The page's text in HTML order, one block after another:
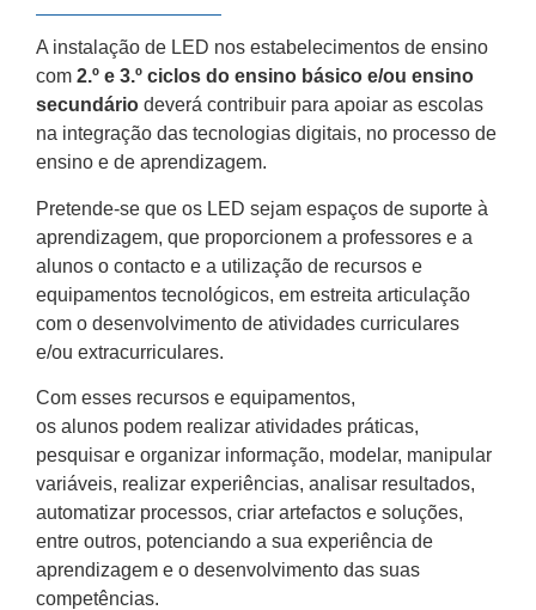
A instalação de LED nos estabelecimentos de ensino
com 2.º e 3.º ciclos do ensino básico e/ou ensino
secundário deverá contribuir para apoiar as escolas
na integração das tecnologias digitais, no processo de
ensino e de aprendizagem.
Pretende-se que os LED sejam espaços de suporte à
aprendizagem, que proporcionem a professores e a
alunos o contacto e a utilização de recursos e
equipamentos tecnológicos, em estreita articulação
com o desenvolvimento de atividades curriculares
e/ou extracurriculares.
Com esses recursos e equipamentos,
os alunos podem realizar atividades práticas,
pesquisar e organizar informação, modelar, manipular
variáveis, realizar experiências, analisar resultados,
automatizar processos, criar artefactos e soluções,
entre outros, potenciando a sua experiência de
aprendizagem e o desenvolvimento das suas
competências.